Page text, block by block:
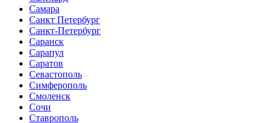
Самара
Санкт Петербург
Санкт-Петербург
Саранск
Сарапул
Саратов
Севастополь
Симферополь
Смоленск
Сочи
Ставрополь